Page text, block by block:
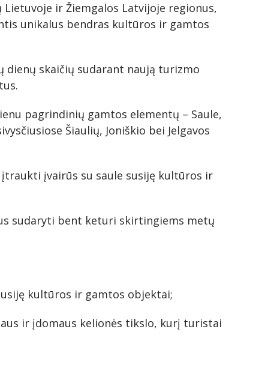
ir Žiemgalos Latvijoje regionus,
unikalus bendras kultūros ir gamtos
skaičių sudarant naują turizmo
pagrindinių gamtos elementų – Saule,
Šiaulių, Joniškio bei Jelgavos
įtraukti įvairūs su saule susiję kultūros ir
sudaryti bent keturi skirtingiems metų
kultūros ir gamtos objektai;
ir įdomaus kelionės tikslo, kurį turistai